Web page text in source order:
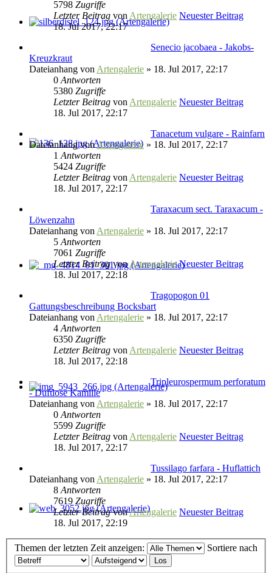
5798 Zugriffe
Letzter Beitrag von Artengalerie Neuester Beitrag
18. Jul 2017, 22:17
Senecio jacobaea - Jakobs-
Kreuzkraut
Dateianhang von Artengalerie » 18. Jul 2017, 22:17
0 Antworten
5380 Zugriffe
Letzter Beitrag von Artengalerie Neuester Beitrag
18. Jul 2017, 22:17
Tanacetum vulgare - Rainfarn
DateianhangvonArtengalerie » 18. Jul 2017, 22:17
1 Antworten
5424 Zugriffe
Letzter Beitrag von Artengalerie Neuester Beitrag
18. Jul 2017, 22:17
Taraxacum sect. Taraxacum -
Löwenzahn
Dateianhang von Artengalerie » 18. Jul 2017, 22:17
5 Antworten
7061 Zugriffe
Letzter BeitragvonArtengalerie Neuester Beitrag
18. Jul 2017, 22:18
Tragopogon 01
Gattungsbeschreibung Bocksbart
Dateianhang von Artengalerie » 18. Jul 2017, 22:17
4 Antworten
6350 Zugriffe
Letzter Beitrag von Artengalerie Neuester Beitrag
18. Jul 2017, 22:18
Tripleurospermum perforatum
- Duftlose Kamille
Dateianhang von Artengalerie » 18. Jul 2017, 22:17
0 Antworten
5599 Zugriffe
Letzter Beitrag von Artengalerie Neuester Beitrag
18. Jul 2017, 22:17
Tussilago farfara - Huflattich
Dateianhang von Artengalerie » 18. Jul 2017, 22:17
8 Antworten
7619 Zugriffe
Letzter BeitragvonArtengalerie Neuester Beitrag
18. Jul 2017, 22:19
Themen der letzten Zeit anzeigen: Sortiere nach